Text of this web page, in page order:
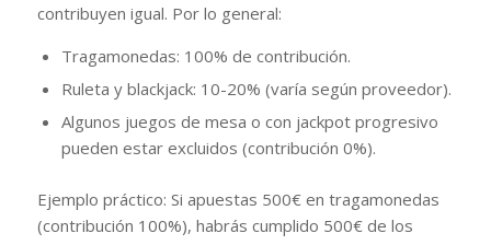
contribuyen igual. Por lo general:
Tragamonedas: 100% de contribución.
Ruleta y blackjack: 10-20% (varía según proveedor).
Algunos juegos de mesa o con jackpot progresivo
pueden estar excluidos (contribución 0%).
Ejemplo práctico: Si apuestas 500€ en tragamonedas
(contribución 100%), habrás cumplido 500€ de los